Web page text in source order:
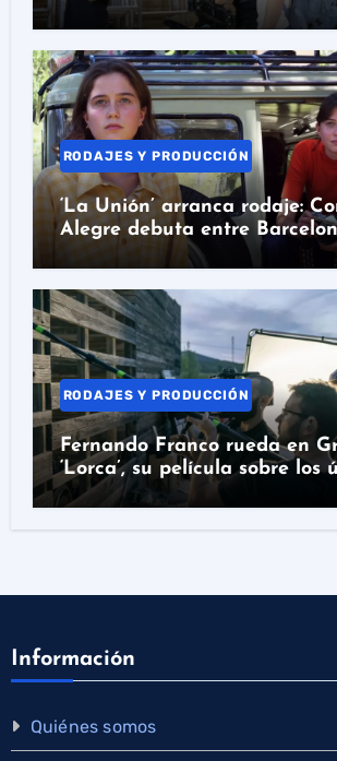
Barcelona y Colombia
RODAJES Y PRODUCCIÓN
‘La Unión’ arranca rodaje:
Alegre debuta entre
RODAJES Y PRODUCCIÓN
Fernando Franco rueda en
‘Lorca’, su película sobre los
días del poeta
Información
Quiénes somos